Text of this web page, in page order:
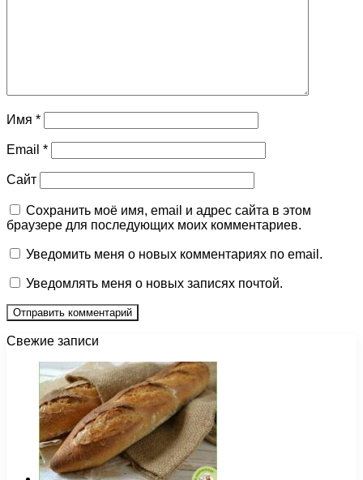
Имя *
Email *
Сайт
Сохранить моё имя, email и адрес сайта в этом
браузере для последующих моих комментариев.
Уведомить меня о новых комментариях по email.
Уведомлять меня о новых записях почтой.
Свежие записи